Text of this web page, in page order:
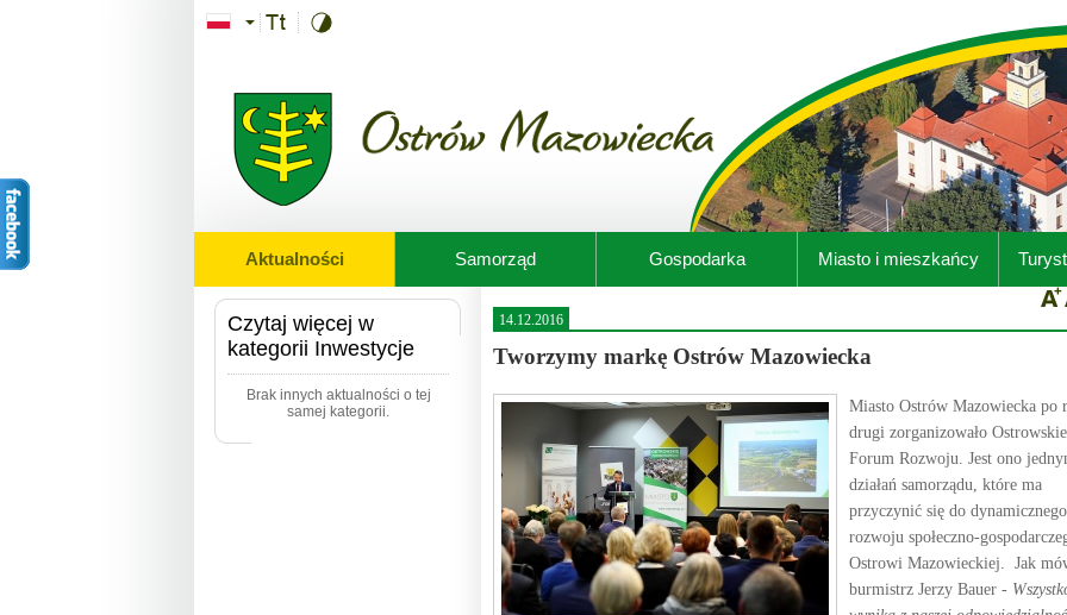
Aktualności Samorząd Gospodarka Miasto i mieszkańcy
Czytaj więcej w
kategorii Inwestycje
Brak innych aktualności o tej
samej kategorii.
14.12.2016
Tworzymy markę Ostrów Mazowiecka
Miasto Ostrów Mazowiecka po
drugi zorganizowało Ostrowskie
Forum Rozwoju. Jest ono
działań samorządu, które ma
przyczynić się do dynamicznego
rozwoju społeczno-
Ostrowi Mazowieckiej. Jak
burmistrz Jerzy Bauer -